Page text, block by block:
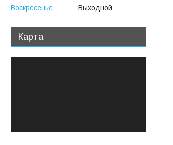
Воскресенье
Выходной
Карта